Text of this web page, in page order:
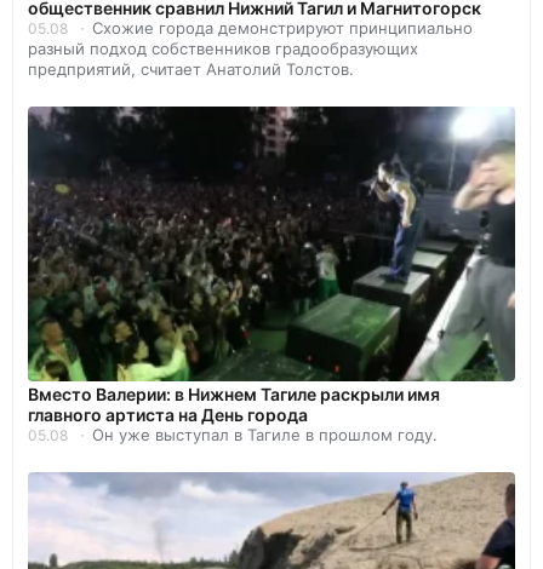
общественник сравнил Нижний Тагил и Магнитогорск
05.08
Схожие города демонстрируют принципиально
разный подход собственников градообразующих
предприятий, считает Анатолий Толстов.
Вместо Валерии: в Нижнем Тагиле раскрыли имя
главного артиста на День города
05.08 Он уже выступал в Тагиле в прошлом году.